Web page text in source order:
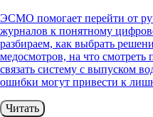
ЭСМО помогает перейти от
журналов к понятному
разбираем, как выбрать
медосмотров, на что смотреть
связать систему с выпуском
ошибки могут привести к
Читать